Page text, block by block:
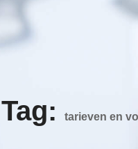
Tag: tarieven en